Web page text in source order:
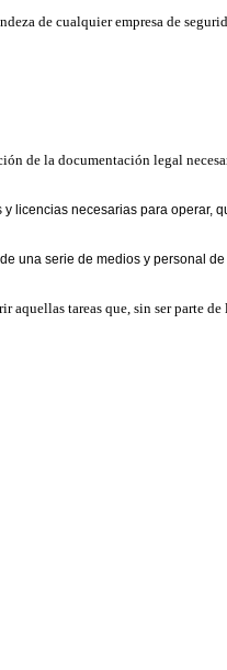
de cualquier empresa de
de la documentación legal
necesarias para
una serie de medios y personal
tareas que, sin ser parte